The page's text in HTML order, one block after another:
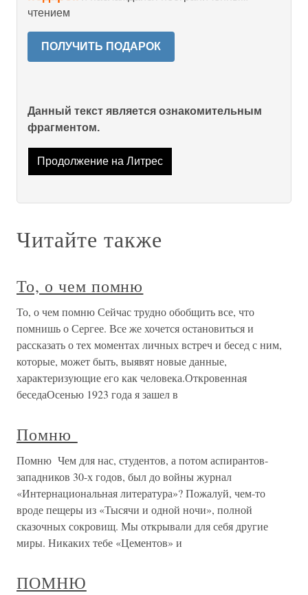
чтением
ПОЛУЧИТЬ ПОДАРОК
Данный текст является ознакомительным
фрагментом.
Продолжение на Литрес
Читайте также
То, о чем помню
То, о чем помню Сейчас трудно обобщить все, что
помнишь о Сергее. Все же хочется остановиться и
рассказать о тех моментах личных встреч и бесед с ним,
которые, может быть, выявят новые данные,
характеризующие его как человека.Откровенная
беседаОсенью 1923 года я зашел в
Помню
Помню Чем для нас, студентов, а потом аспирантов-
западников 30-х годов, был до войны журнал
«Интернациональная литература»? Пожалуй, чем-то
вроде пещеры из «Тысячи и одной ночи», полной
сказочных сокровищ. Мы открывали для себя другие
миры. Никаких тебе «Цементов» и
ПОМНЮ